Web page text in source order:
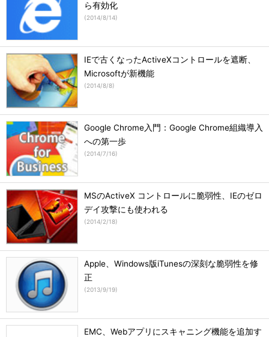
ら有効化
(2014/8/14)
IEで古くなったActiveXコントロールを遮断、
Microsoftが新機能
(2014/8/8)
Google Chrome入門：Google Chrome組織導入
への第一歩
(2014/7/16)
MSのActiveX コントロールに脆弱性、IEのゼロ
デイ攻撃にも使われる
(2014/2/18)
Apple、Windows版iTunesの深刻な脆弱性を修
正
(2013/9/19)
EMC、Webアプリにスキャニング機能を追加す